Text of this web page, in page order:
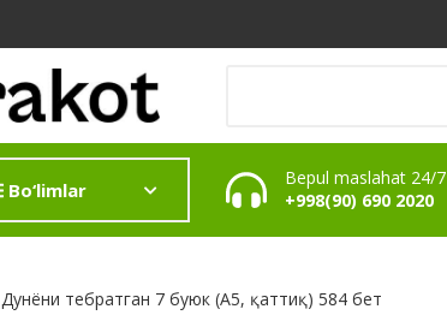
Bo‘limlar
Bepul maslahat 24/7
+998(90) 690 2020
Дунёни тебратган 7 буюк (А5, қаттиқ) 584 бет